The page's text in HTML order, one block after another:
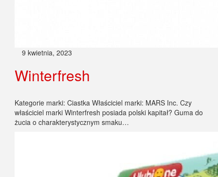
9 kwietnia, 2023
Winterfresh
Kategorie marki: Ciastka Właściciel marki: MARS Inc. Czy
właściciel marki Winterfresh posiada polski kapitał? Guma do
żucia o charakterystycznym smaku…